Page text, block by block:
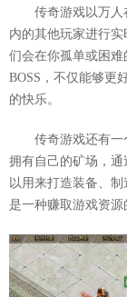
传奇游戏以万人
内的其他玩家进行
们会在你孤单或困
BOSS，不仅能够更
的快乐。
传奇游戏还有
拥有自己的矿场，
以用来打造装备、
是一种赚取游戏资源